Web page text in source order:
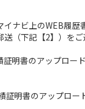
イナビ上のWEB履
（下記【2】）をご
明書のアップロー
証明書のアップロー